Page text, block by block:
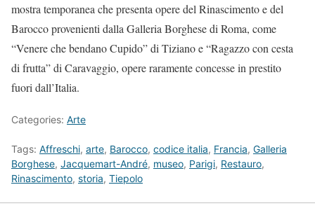
mostra temporanea che presenta opere del Rinascimento e del
Barocco provenienti dalla Galleria Borghese di Roma, come
“Venere che bendano Cupido” di Tiziano e “Ragazzo con cesta
di frutta” di Caravaggio, opere raramente concesse in prestito
fuori dall’Italia.
Categories: Arte
Tags: Affreschi, arte, Barocco, codice italia, Francia, Galleria
Borghese, Jacquemart-André, museo, Parigi, Restauro,
Rinascimento, storia, Tiepolo